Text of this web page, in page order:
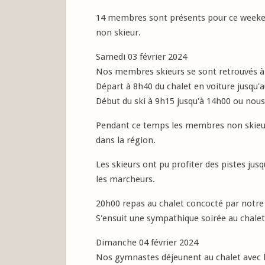
14 membres sont présents pour ce
non skieur.
Samedi 03 février 2024
Nos membres skieurs se sont retrouvés
Départ à 8h40 du chalet en voiture
Début du ski à 9h15 jusqu'à 14h00 ou
Pendant ce temps les membres non
dans la région.
Les skieurs ont pu profiter des pistes
les marcheurs.
20h00 repas au chalet concocté par
S'ensuit une sympathique soirée au
Dimanche 04 février 2024
Nos gymnastes déjeunent au chalet